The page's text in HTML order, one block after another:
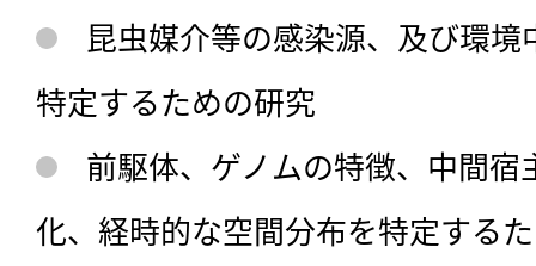
昆虫媒介等の感染源、及び環
特定するための研究
前駆体、ゲノムの特徴、中間
化、経時的な空間分布を特定する